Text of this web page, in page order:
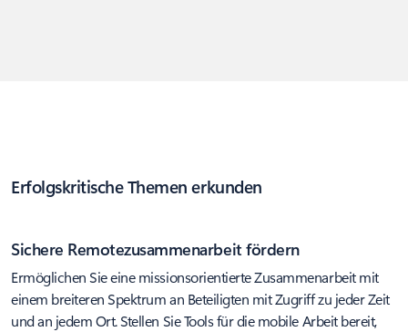
Erfolgskritische Themen erkunden
Sichere Remotezusammenarbeit fördern
Ermöglichen Sie eine missionsorientierte Zusammenarbeit mit
einem breiteren Spektrum an Beteiligten mit Zugriff zu jeder Zeit
und an jedem Ort. Stellen Sie Tools für die mobile Arbeit bereit,